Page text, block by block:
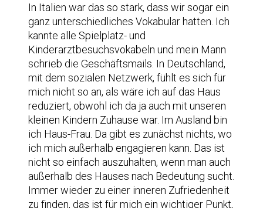
In Italien war das so stark, dass wir sogar ein
ganz unterschiedliches Vokabular hatten. Ich
kannte alle Spielplatz- und
Kinderarztbesuchsvokabeln und mein Mann
schrieb die Geschäftsmails. In Deutschland,
mit dem sozialen Netzwerk, fühlt es sich für
mich nicht so an, als wäre ich auf das Haus
reduziert, obwohl ich da ja auch mit unseren
kleinen Kindern Zuhause war. Im Ausland bin
ich Haus-Frau. Da gibt es zunächst nichts, wo
ich mich außerhalb engagieren kann. Das ist
nicht so einfach auszuhalten, wenn man auch
außerhalb des Hauses nach Bedeutung sucht.
Immer wieder zu einer inneren Zufriedenheit
zu finden, das ist für mich ein wichtiger Punkt,